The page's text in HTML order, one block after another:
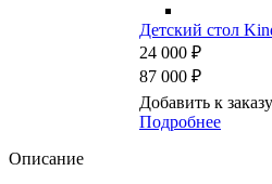
Детский стол
24 000 ₽
87 000 ₽
Добавить к заказу
Подробнее
Описание